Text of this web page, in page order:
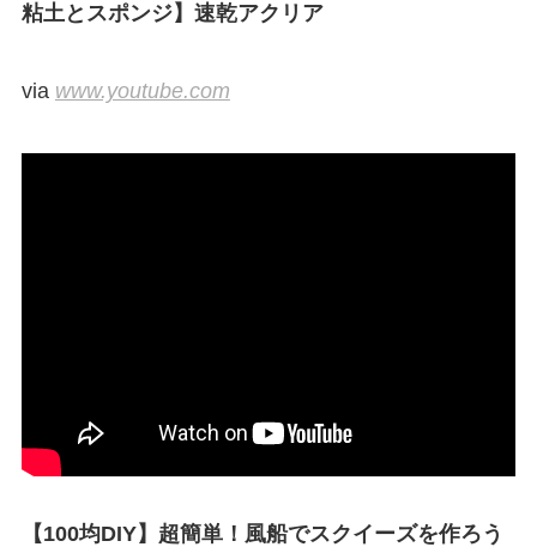
粘土とスポンジ】速乾アクリア
via www.youtube.com
【100均DIY】超簡単！風船でスクイーズを作ろう